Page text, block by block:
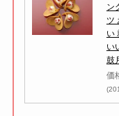
ン
ツ
い
い
鼓
価